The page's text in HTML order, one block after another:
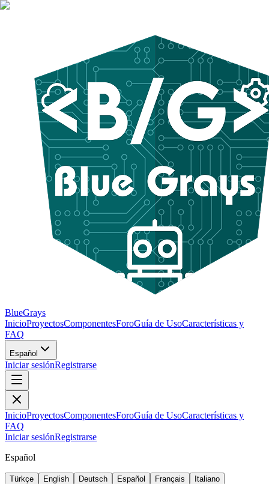
BlueGrays
InicioProyectosComponentesForoGuía de UsoCaracterísticas y
FAQ
Español
Iniciar sesiónRegistrarse
InicioProyectosComponentesForoGuía de UsoCaracterísticas y
FAQ
Iniciar sesiónRegistrarse
Español
Türkçe English Deutsch Español Français Italiano